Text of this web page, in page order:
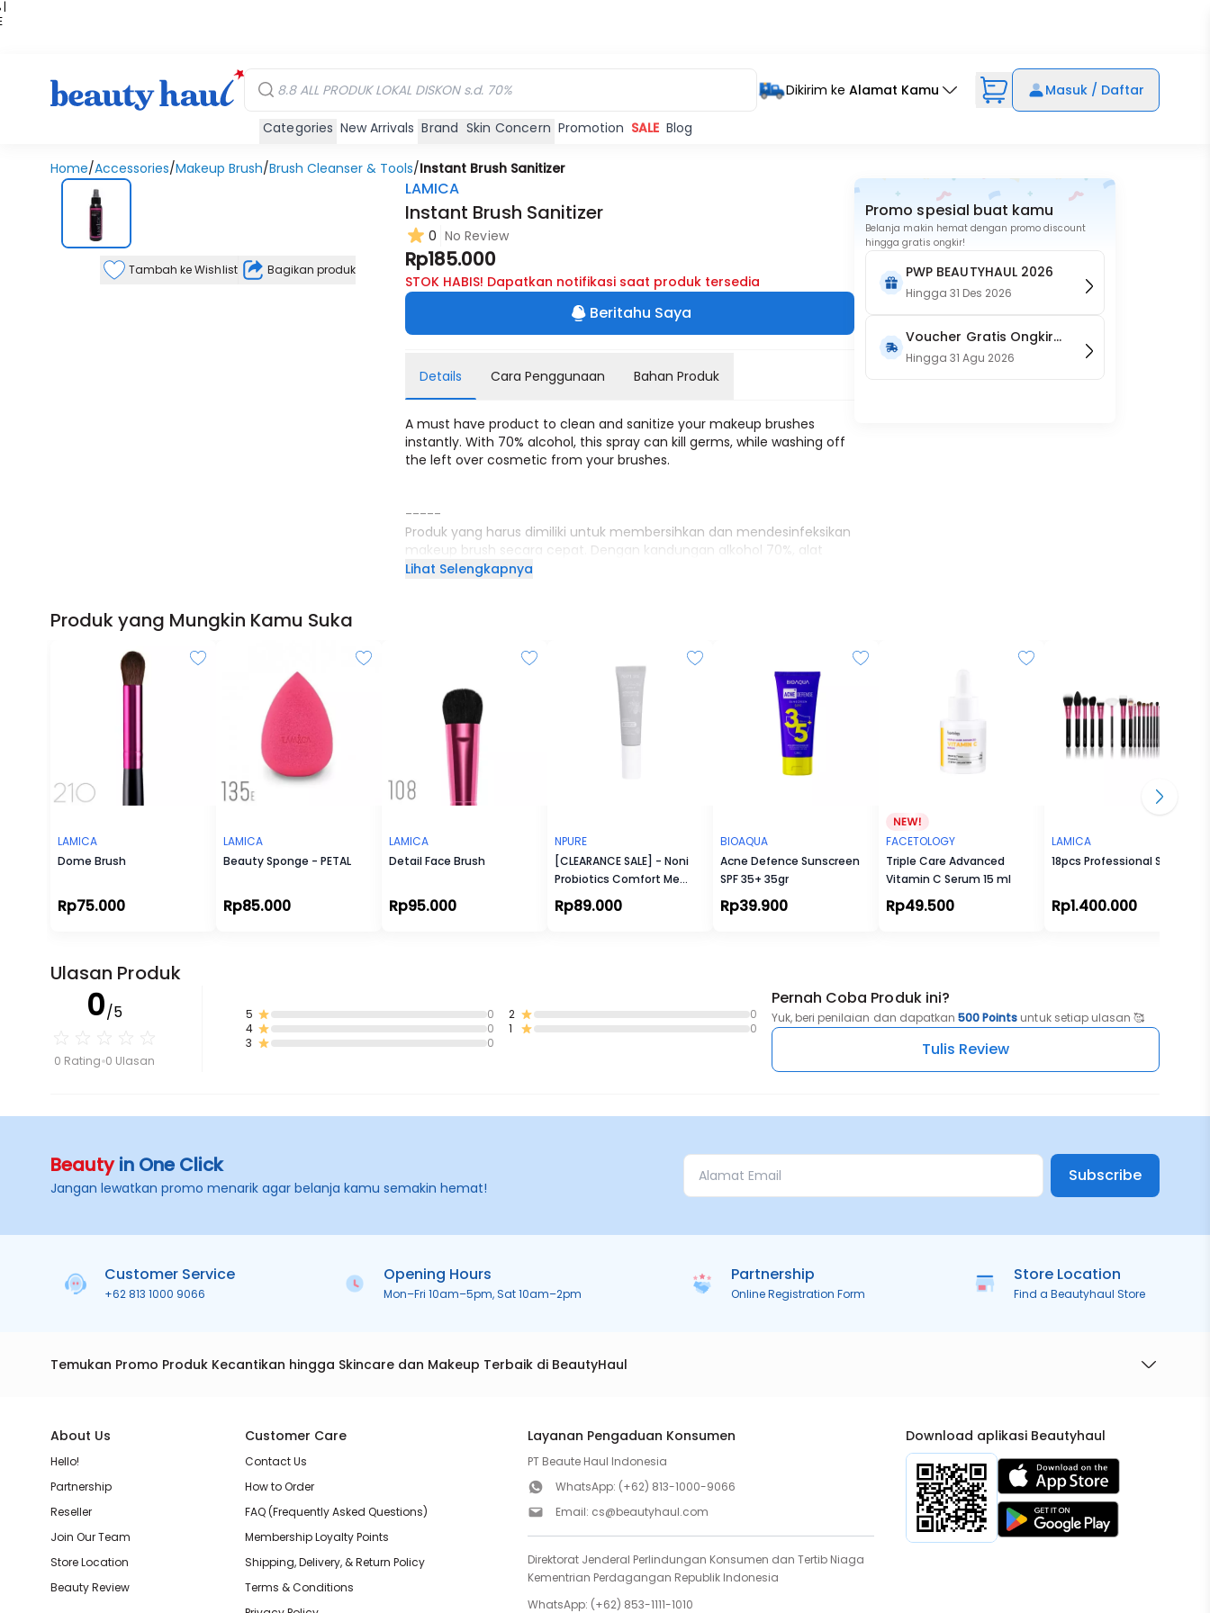
|
Dikirim ke Alamat Kamu Masuk / Daftar
Categories New Arrivals Brand Skin Concern Promotion SALE Blog
Home/Accessories/Makeup Brush/Brush Cleanser & Tools/Instant Brush Sanitizer
Tambah ke Wishlist Bagikan produk
LAMICA
Instant Brush Sanitizer
0 No Review
Rp185.000
STOK HABIS! Dapatkan notifikasi saat produk tersedia
Beritahu Saya
Details Cara Penggunaan Bahan Produk
A must have product to clean and sanitize your makeup brushes
instantly. With 70% alcohol, this spray can kill germs, while washing off
the left over cosmetic from your brushes.
-----
Produk yang harus dimiliki untuk membersihkan dan mendesinfeksikan
makeup brush secara cepat. Dengan kandungan alkohol 70%, alat
semprot ini bisa membunuh kuman selagi membersihkan sisa
Lihat Selengkapnya
Promo spesial buat kamu
Belanja makin hemat dengan promo discount
hingga gratis ongkir!
PWP BEAUTYHAUL 2026
Hingga31 Des 2026
Voucher Gratis Ongkir
15RB (Only on Website)
Hingga31 Agu 2026
Produk yang Mungkin Kamu Suka
LAMICA
Dome Brush
Rp75.000
LAMICA
Beauty Sponge - PETAL
Rp85.000
LAMICA
Detail Face Brush
Rp95.000
NPURE
[CLEARANCE SALE] - Noni
Probiotics Comfort Me
Moisturizer 30ml
Rp89.000
BIOAQUA
Acne Defence Sunscreen
SPF 35+ 35gr
Rp39.900
FACETOLOGY
Triple Care Advanced
Vitamin C Serum 15 ml
Rp49.500
LAMICA
18pcs Professional Set
Rp1.400.000
Ulasan Produk
0/5
0 Rating 0 Ulasan
5
0
4
0
3
0
2
0
1
0
Pernah Coba Produk ini?
Yuk, beri penilaian dan dapatkan 500 Points untuk setiap ulasan 🥰
Tulis Review
Beautyin One Click
Jangan lewatkan promo menarik agar belanja kamu semakin hemat!
Subscribe
Customer Service
+62 813 1000 9066
Opening Hours
Mon–Fri 10am–5pm, Sat 10am–2pm
Partnership
Online Registration Form
Store Location
Find a Beautyhaul Store
Temukan Promo Produk Kecantikan hingga Skincare dan Makeup Terbaik di BeautyHaul
About Us
Hello!
Partnership
Reseller
Join Our Team
Store Location
Beauty Review
Customer Care
Contact Us
How to Order
FAQ (Frequently Asked Questions)
Membership Loyalty Points
Shipping, Delivery, & Return Policy
Terms & Conditions
Layanan Pengaduan Konsumen
PT Beaute Haul Indonesia
WhatsApp: (+62) 813-1000-9066
Email: cs@beautyhaul.com
Direktorat Jenderal Perlindungan Konsumen dan Tertib Niaga
Kementrian Perdagangan Republik Indonesia
WhatsApp: (+62) 853-1111-1010
Download aplikasi Beautyhaul